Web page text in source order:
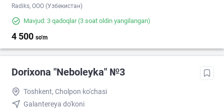
Radiks, ООО (Узбекистан)
Mavjud: 3 qadoqlar(3 soat oldin yangilangan)
4 500 so'm
Dorixona "Neboleyka" №3
Toshkent, Cholpon ko'chasi
Galantereya do'koni